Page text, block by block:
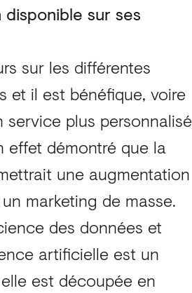
sur ses
sur les différentes
et il est bénéfique, voire
plus personnalisé
effet démontré que la
une augmentation
marketing de masse.
des données et
artificielle est un
est découpée en